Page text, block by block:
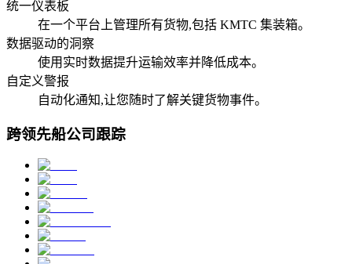
统一仪表板
在一个平台上管理所有货物,包括 KMTC 集装箱。
数据驱动的洞察
使用实时数据提升运输效率并降低成本。
自定义警报
自动化通知,让您随时了解关键货物事件。
跨领先船公司跟踪